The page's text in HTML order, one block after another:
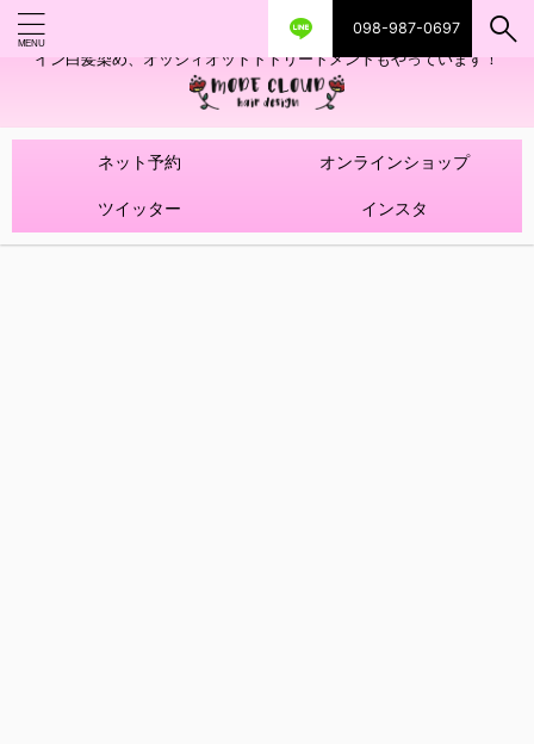
098-987-0697
艶ツヤヘアカラー！髪質改善トリートメントやハイライトを使ったデザ
イン白髪染め、オッジィオットトトリートメントもやっています！
ネット予約 オンラインショップ
ツイッター インスタ